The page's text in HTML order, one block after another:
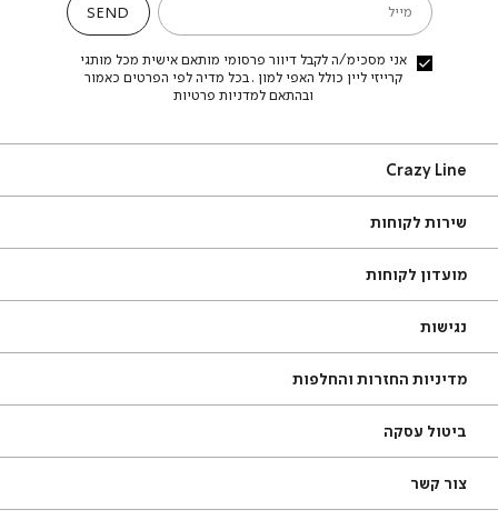
Crazy Line
סניפים
צור קשר
לקוחותשירות לקוחות
מדריך מידות
מייל
אני מסכימ/ה לקבל דיוור פרסומי מותאם אישית מכל מותגי
קרייזי ליין כולל האפי למון . בכל מדיה לפי הפרטים כאמור
ובהתאם למדניות פרטיות
SEND
מועדון לקוחות
נגישות
מדיניות החזרות והחלפות
ביטול עסקה
צור קשר